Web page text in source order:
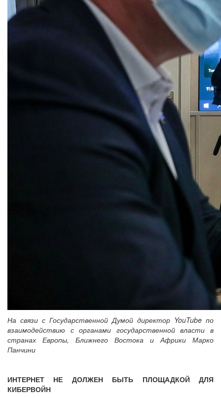
На связи с Государственной Думой директор YouTube по
взаимодействию с органами государственной власти в
странах Европы, Ближнего Востока и Африки Марко
Панчини
ИНТЕРНЕТ НЕ ДОЛЖЕН БЫТЬ ПЛОЩАДКОЙ ДЛЯ
КИБЕРВОЙН